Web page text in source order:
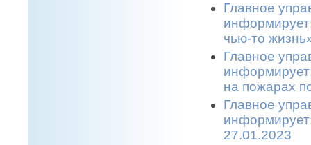
Главное
чью-то
Главное
на пожарах
Главное
27.01.2023